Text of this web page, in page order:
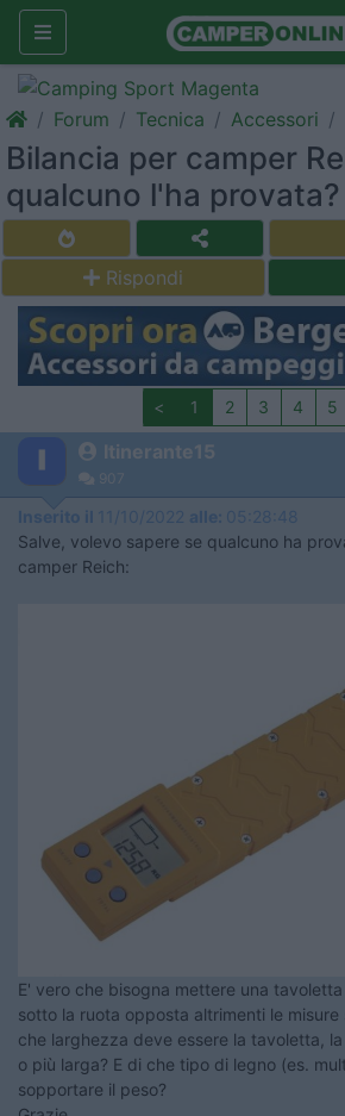
Forum Tecnica Accessori
Bilancia per camper
qualcuno l'ha provata?
Rispondi
< 1 2 3 4 5
Itinerante15
907
Inserito il 11/10/2022 alle: 05:28:48
Salve, volevo sapere se qualcuno ha
camper Reich:
E' vero che bisogna mettere una
sotto la ruota opposta altrimenti le misure
che larghezza deve essere la tavoletta,
o più larga? E di che tipo di legno (es.
sopportare il peso?